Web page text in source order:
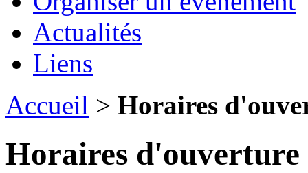
Actualités
Liens
Accueil > Horaires
Horaires d'ouverture